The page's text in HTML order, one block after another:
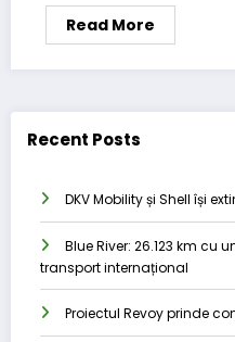
Read More
Recent Posts
DKV Mobility și Shell își
Blue River: 26.123 km cu
transport internațional
Proiectul Revoy prinde